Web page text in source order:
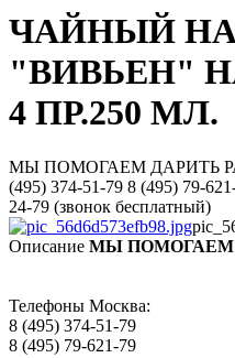
ЧАЙНЫЙ
"ВИВЬЕН"
4 ПР.250 МЛ.
МЫ ПОМОГАЕМ ДАРИТЬ
(495) 374-51-79 8 (495) 79-
24-79 (звонок бесплатный)
Описание МЫ ПОМОГАЕМ
Телефоны Москва:
8 (495) 374-51-79
8 (495) 79-621-79